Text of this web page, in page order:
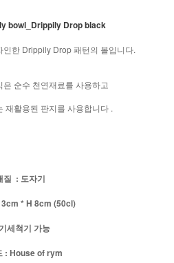
bowl_Drippily Drop black
한 Drippily Drop 패턴의 볼입니다.
은 순수 천연재료를 사용하고
재활용된 판지를 사용합니다 .
질 : 도자기
* H 8cm (50cl)
세척기 가능
: House of rym